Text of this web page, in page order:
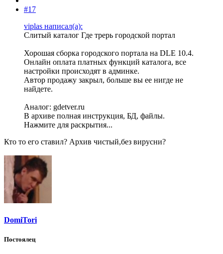
#17
viplas написал(а):
Слитый каталог Где трерь городской портал
Хорошая сборка городского портала на DLE 10.4.
Онлайн оплата платных функций каталога, все
настройки происходят в админке.
Автор продажу закрыл, больше вы ее нигде не
найдете.
Аналог: gdetver.ru
В архиве полная инструкция, БД, файлы.
Нажмите для раскрытия...
Кто то его ставил? Архив чистый,без вирусни?
DomiTori
Постоялец